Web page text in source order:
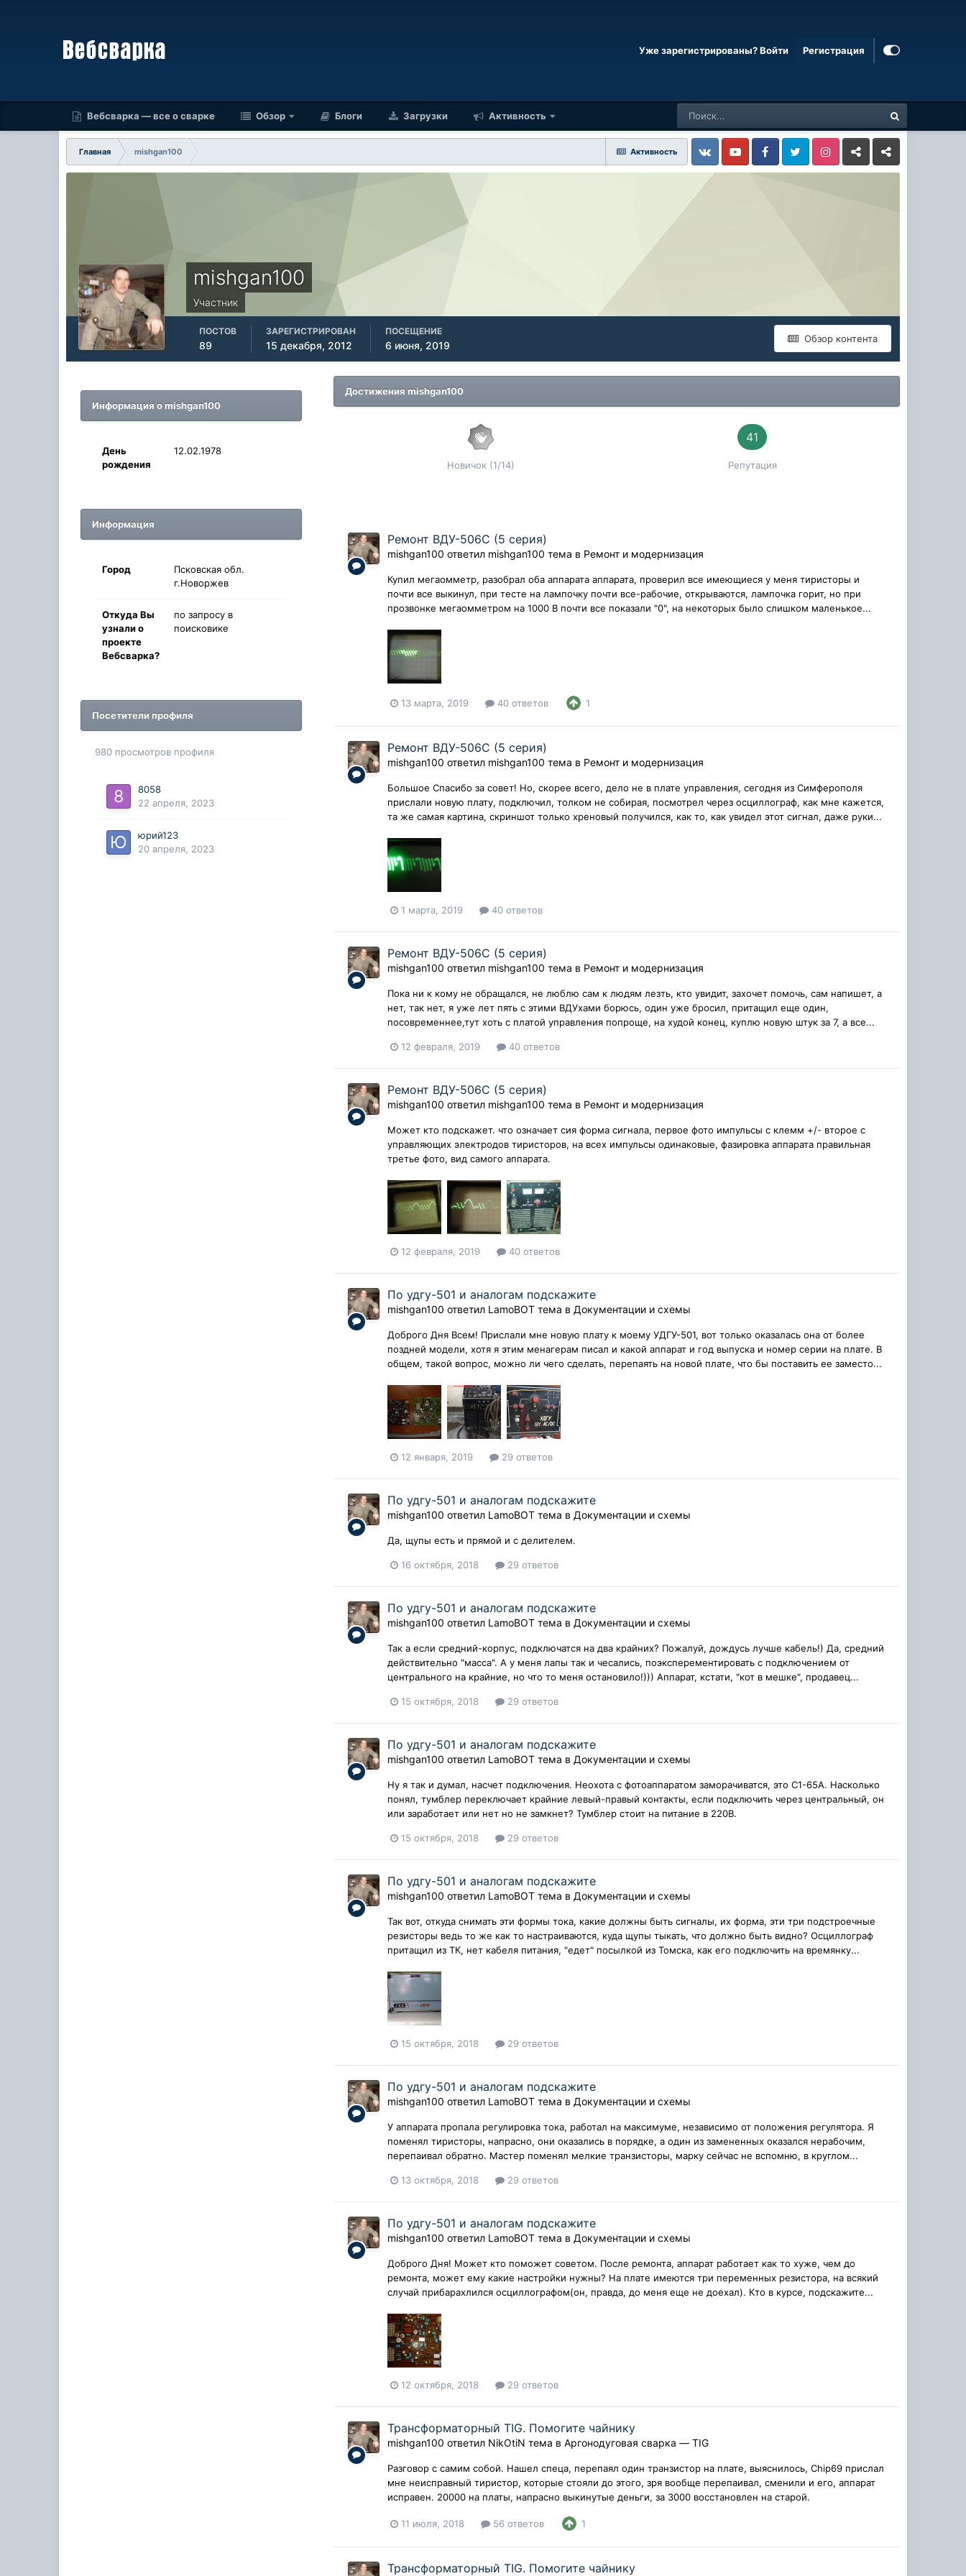
Уже зарегистрированы? Войти Регистрация
Вебсварка — все о сварке Обзор Блоги Загрузки Активность
Активность
Главная
mishgan100
VkontakteYouTube FacebookTwitter InstagramLivejournalOdnoklassniki
mishgan100
Участник
Обзор контента
ПОСТОВ
89
ЗАРЕГИСТРИРОВАН
15 декабря, 2012
ПОСЕЩЕНИЕ
6 июня, 2019
Информация о mishgan100
День
рождения
12.02.1978
Информация
Город
Псковская обл.
г.Новоржев
Oткyдa Вы
узнaли o
проекте
Вебсварка?
по запросу в
поисковике
Посетители профиля
980 просмотров профиля
8058
22 апреля, 2023
юрий123
20 апреля, 2023
Достижения mishgan100
Новичок (1/14)
41
Репутация
Ремонт ВДУ-506С (5 серия)
mishgan100 ответил mishgan100 тема в Ремонт и модернизация
Купил мегаомметр, разобрал оба аппарата аппарата, проверил все имеющиеся у меня тиристоры и
почти все выкинул, при тесте на лампочку почти все-рабочие, открываются, лампочка горит, но при
прозвонке мегаомметром на 1000 В почти все показали "0", на некоторых было слишком маленькое...
13 марта, 2019 40 ответов 1
Ремонт ВДУ-506С (5 серия)
mishgan100 ответил mishgan100 тема в Ремонт и модернизация
Большое Спасибо за совет! Но, скорее всего, дело не в плате управления, сегодня из Симферополя
прислали новую плату, подключил, толком не собирая, посмотрел через осциллограф, как мне кажется,
та же самая картина, скриншот только хреновый получился, как то, как увидел этот сигнал, даже руки...
1 марта, 2019 40 ответов
Ремонт ВДУ-506С (5 серия)
mishgan100 ответил mishgan100 тема в Ремонт и модернизация
Пока ни к кому не обращался, не люблю сам к людям лезть, кто увидит, захочет помочь, сам напишет, а
нет, так нет, я уже лет пять с этими ВДУхами борюсь, один уже бросил, притащил еще один,
посовременнее,тут хоть с платой управления попроще, на худой конец, куплю новую штук за 7, а все...
12 февраля, 2019 40 ответов
Ремонт ВДУ-506С (5 серия)
mishgan100 ответил mishgan100 тема в Ремонт и модернизация
Может кто подскажет. что означает сия форма сигнала, первое фото импульсы с клемм +/- второе с
управляющих электродов тиристоров, на всех импульсы одинаковые, фазировка аппарата правильная
третье фото, вид самого аппарата.
12 февраля, 2019 40 ответов
По удгу-501 и аналогам подскажите
mishgan100 ответил LamoBOT тема в Документации и схемы
Доброго Дня Всем! Прислали мне новую плату к моему УДГУ-501, вот только оказалась она от более
поздней модели, хотя я этим менагерам писал и какой аппарат и год выпуска и номер серии на плате. В
общем, такой вопрос, можно ли чего сделать, перепаять на новой плате, что бы поставить ее заместо...
12 января, 2019 29 ответов
По удгу-501 и аналогам подскажите
mishgan100 ответил LamoBOT тема в Документации и схемы
Да, щупы есть и прямой и с делителем.
16 октября, 2018 29 ответов
По удгу-501 и аналогам подскажите
mishgan100 ответил LamoBOT тема в Документации и схемы
Так а если средний-корпус, подключатся на два крайних? Пожалуй, дождусь лучше кабель!) Да, средний
действительно "масса". А у меня лапы так и чесались, поэксперементировать с подключением от
центрального на крайние, но что то меня остановило!))) Аппарат, кстати, "кот в мешке", продавец...
15 октября, 2018 29 ответов
По удгу-501 и аналогам подскажите
mishgan100 ответил LamoBOT тема в Документации и схемы
Ну я так и думал, насчет подключения. Неохота с фотоаппаратом заморачиватся, это С1-65А. Насколько
понял, тумблер переключает крайние левый-правый контакты, если подключить через центральный, он
или заработает или нет но не замкнет? Тумблер стоит на питание в 220В.
15 октября, 2018 29 ответов
По удгу-501 и аналогам подскажите
mishgan100 ответил LamoBOT тема в Документации и схемы
Так вот, откуда снимать эти формы тока, какие должны быть сигналы, их форма, эти три подстроечные
резисторы ведь то же как то настраиваются, куда щупы тыкать, что должно быть видно? Осциллограф
притащил из ТК, нет кабеля питания, "едет" посылкой из Томска, как его подключить на времянку...
15 октября, 2018 29 ответов
По удгу-501 и аналогам подскажите
mishgan100 ответил LamoBOT тема в Документации и схемы
У аппарата пропала регулировка тока, работал на максимуме, независимо от положения регулятора. Я
поменял тиристоры, напрасно, они оказались в порядке, а один из замененных оказался нерабочим,
перепаивал обратно. Мастер поменял мелкие транзисторы, марку сейчас не вспомню, в круглом...
13 октября, 2018 29 ответов
По удгу-501 и аналогам подскажите
mishgan100 ответил LamoBOT тема в Документации и схемы
Доброго Дня! Может кто поможет советом. После ремонта, аппарат работает как то хуже, чем до
ремонта, может ему какие настройки нужны? На плате имеются три переменных резистора, на всякий
случай прибарахлился осциллографом(он, правда, до меня еще не доехал). Кто в курсе, подскажите...
12 октября, 2018 29 ответов
Трансформаторный TIG. Помогите чайнику
mishgan100 ответил NikOtiN тема вАргонодуговая сварка — TIG
Разговор с самим собой. Нашел спеца, перепаял один транзистор на плате, выяснилось, Chip69 прислал
мне неисправный тиристор, которые стояли до этого, зря вообще перепаивал, сменили и его, аппарат
исправен. 20000 на платы, напрасно выкинутые деньги, за 3000 восстановлен на старой.
11 июля, 2018 56 ответов 1
Трансформаторный TIG. Помогите чайнику